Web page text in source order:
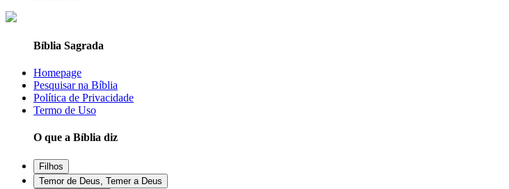
Bíblia Sagrada
Homepage
Pesquisar na Bíblia
Política de Privacidade
Termo de Uso
O que a Bíblia diz
Filhos
Temor de Deus, Temer a Deus